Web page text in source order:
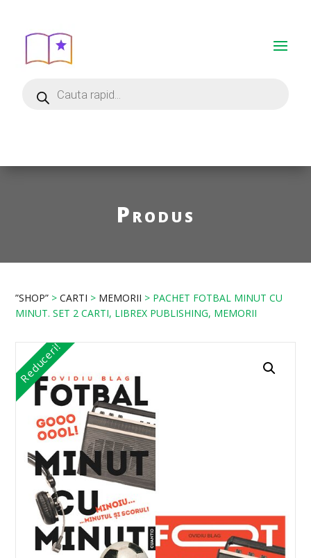
Produs
”SHOP” >CARTI > MEMORII > PACHET FOTBAL MINUT CU
MINUT. SET 2 CARTI, LIBREX PUBLISHING, MEMORII
Reduceri!